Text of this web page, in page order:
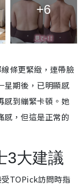
+6
條更緊緻，連帶臉
星期後，已明顯感
感到繃緊卡頓。她
感，但這是正常的
3大建議
TOPick訪問時指